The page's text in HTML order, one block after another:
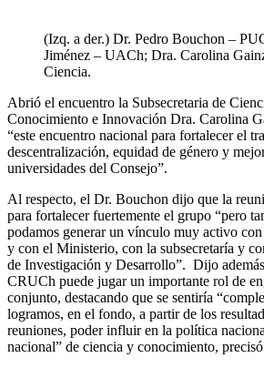
(Izq. a der.) Dr. Pedro Bouchon –
Jiménez – UACh; Dra. Carolina
Ciencia.
Abrió el encuentro la Subsecretaria de
Conocimiento e Innovación Dra. Carolina
“este encuentro nacional para fortalecer el
descentralización, equidad de género y
universidades del Consejo”.
Al respecto, el Dr. Bouchon dijo que la
para fortalecer fuertemente el grupo “pero
podamos generar un vínculo muy activo
y con el Ministerio, con la subsecretaría y
de Investigación y Desarrollo”. Dijo
CRUCh puede jugar un importante rol de
conjunto, destacando que se sentiría
logramos, en el fondo, a partir de los
reuniones, poder influir en la política
nacional” de ciencia y conocimiento,